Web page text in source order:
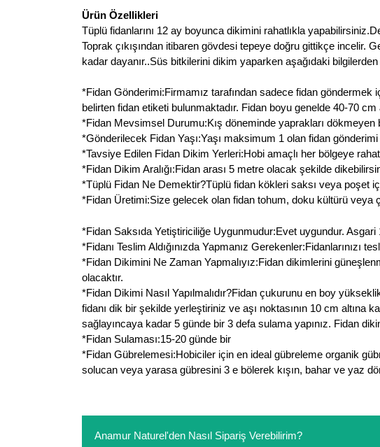
Ürün Özellikleri
Tüplü fidanlarını 12 ay boyunca dikimini rahatlıkla
Toprak çıkışından itibaren gövdesi tepeye doğru gittikçe incelir.
kadar dayanır..Süs bitkilerini dikim yaparken aşağıdaki
*Fidan Gönderimi:Firmamız tarafından sadece fidan göndermek
belirten fidan etiketi bulunmaktadır. Fidan boyu genelde 40-70
*Fidan Mevsimsel Durumu:Kış döneminde yaprakları dökmeyen
*Gönderilecek Fidan Yaşı:Yaşı maksimum 1 olan fidan gönderimi
*Tavsiye Edilen Fidan Dikim Yerleri:Hobi amaçlı her bölgeye
*Fidan Dikim Aralığı:Fidan arası 5 metre olacak şekilde
*Tüplü Fidan Ne Demektir?Tüplü fidan kökleri saksı veya poşet
*Fidan Üretimi:Size gelecek olan fidan tohum, doku kültürü veya
*Fidan Saksıda Yetiştiriciliğe Uygunmudur:Evet uygundur.
*Fidanı Teslim Aldığınızda Yapmanız Gerekenler:Fidanlarınızı
*Fidan Dikimini Ne Zaman Yapmalıyız:Fidan dikimlerini
olacaktır.
*Fidan Dikimi Nasıl Yapılmalıdır?Fidan çukurunu en boy
fidanı dik bir şekilde yerleştiriniz ve aşı noktasının 10 cm
sağlayıncaya kadar 5 günde bir 3 defa sulama yapınız. Fidan
*Fidan Sulaması:15-20 günde bir
*Fidan Gübrelemesi:Hobiciler için en ideal gübreleme organik
solucan veya yarasa gübresini 3 e bölerek kışın, bahar ve yaz
Anamur Naturel'den Nasıl Sipariş Verebilirim?